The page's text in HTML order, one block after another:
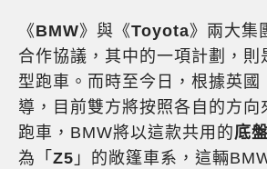
《BMW》與《Toyota》兩大集
合作協議，其中的一項計劃，則
型跑車。而時至今日，根據英
導，目前雙方將按照各自的方向
跑車，BMW將以這款共用的底
為「 Z5 」的敞篷車系，這輛